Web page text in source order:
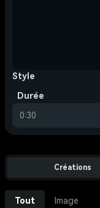
Style
Durée
0:30
Créations
Tout Image